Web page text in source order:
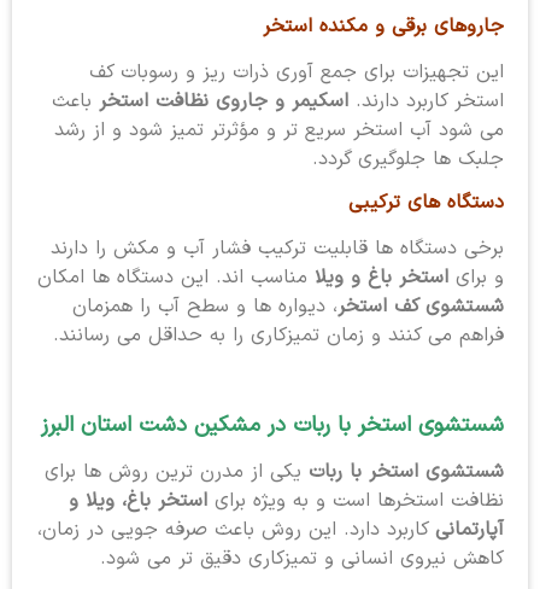
جاروهای برقی و مکنده استخر
این تجهیزات برای جمع آوری ذرات ریز و رسوبات کف
استخر کاربرد دارند. اسکیمر و جاروی نظافت استخرباعث
می شود آب استخر سریع تر و مؤثرتر تمیز شود و از رشد
جلبک ها جلوگیری گردد.
دستگاه های ترکیبی
برخی دستگاه ها قابلیت ترکیب فشار آب و مکش را دارند
و برای استخر باغ و ویلامناسب اند. این دستگاه ها امکان
شستشوی کف استخر، دیواره ها و سطح آب را همزمان
فراهم می کنند و زمان تمیزکاری را به حداقل می رسانند.
شستشوی استخر با ربات در مشکین دشت استان البرز
شستشوی استخر با رباتیکی از مدرن ترین روش ها برای
نظافت استخرها است و به ویژه برای استخر باغ، ویلا و
آپارتمانیکاربرد دارد. این روش باعث صرفه جویی در زمان،
کاهش نیروی انسانی و تمیزکاری دقیق تر می شود.